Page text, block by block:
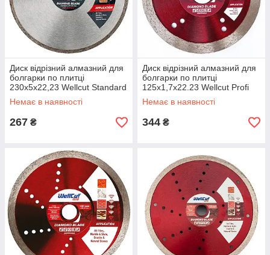
Диск відрізний алмазний для
болгарки по плитці
230х5х22,23 Wellcut Standard
Немає в наявності
267 ₴
Диск відрізний алмазний для
болгарки по плитці
125х1,7х22.23 Wellcut Profi
Немає в наявності
344 ₴